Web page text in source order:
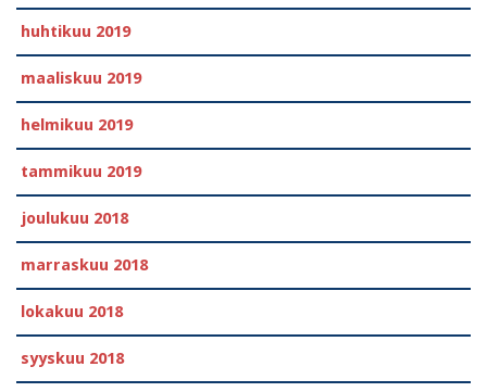
huhtikuu 2019
maaliskuu 2019
helmikuu 2019
tammikuu 2019
joulukuu 2018
marraskuu 2018
lokakuu 2018
syyskuu 2018